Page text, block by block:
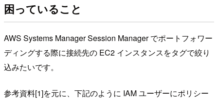
困っていること
AWS Systems Manager Session Manager でポートフォワー
ディングする際に接続先の EC2 インスタンスをタグで絞り
込みたいです。
参考資料[1]を元に、下記のように IAM ユーザーにポリシー